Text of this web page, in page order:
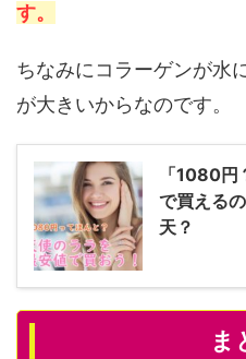
す。
ちなみにコラーゲンが水
が大きいからなのです。
「1080
で買える
天？
ま